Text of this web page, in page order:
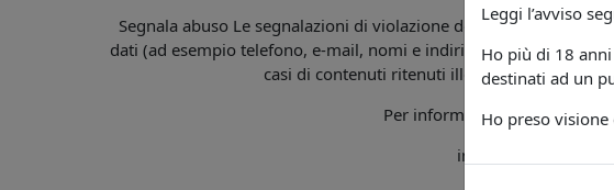
Leggi l’avviso
Ho più di 18
destinati ad un
Ho preso visione
Segnala abuso Le segnalazioni di violazione della proprietà
dati (ad esempio telefono, e-mail, nomi e indirizzi) possono
casi di contenuti ritenuti illeciti o abusi, è
Per informazioni generali
info@linkzio.com